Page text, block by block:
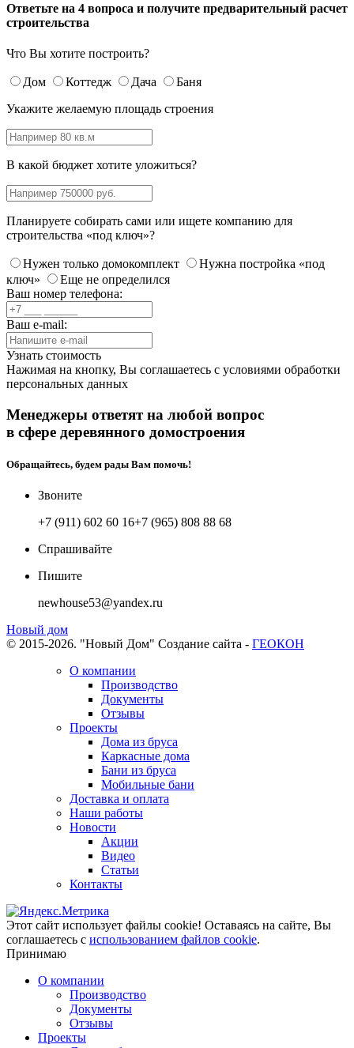
Ответьте на 4 вопроса и получите предварительный расчет
строительства
Что Вы хотите построить?
Дом Коттедж Дача
Баня
Укажите желаемую площадь строения
В какой бюджет хотите уложиться?
Планируете собирать сами или ищете компанию для
строительства «под ключ»?
Нужен только домокомплект
Нужна постройка «под
ключ»
Еще не определился
Ваш номер телефона:
Ваш e-mail:
Узнать стоимость
Нажимая на кнопку, Вы соглашаетесь с условиями обработки
персональных данных
Менеджеры ответят на любой вопрос
в сфере деревянного домостроения
Обращайтесь, будем рады Вам помочь!
Звоните
+7 (911) 602 60 16+7 (965) 808 88 68
Спрашивайте
Пишите
newhouse53@yandex.ru
Новый дом
© 2015-2026. "Новый Дом" Создание сайта - ГЕОКОН
О компании
Производство
Документы
Отзывы
Проекты
Дома из бруса
Каркасные дома
Бани из бруса
Мобильные бани
Доставка и оплата
Наши работы
Новости
Акции
Видео
Статьи
Контакты
Этот сайт использует файлы cookie! Оставаясь на сайте, Вы
соглашаетесь с использованием файлов cookie.
Принимаю
О компании
Производство
Документы
Отзывы
Проекты